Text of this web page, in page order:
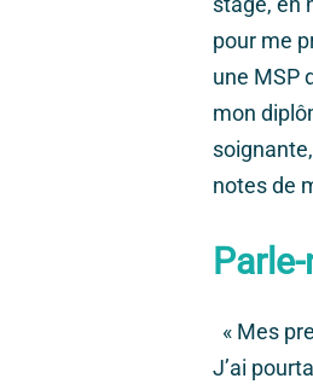
pour me
une MSP
mon
notes de
« Mes
J’ai